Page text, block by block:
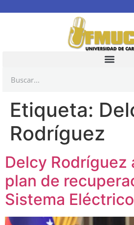
Etiqueta:
Rodríguez
Delcy Rodríguez
plan de
Sistema